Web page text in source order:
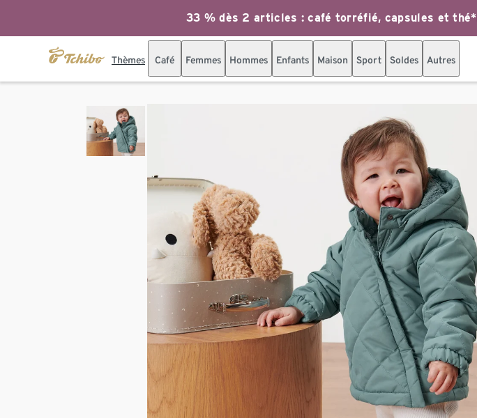
33 % dès 2 articles : café torréfié, capsules et thé*
Thèmes Café Femmes Hommes Enfants Maison Sport Soldes Autres